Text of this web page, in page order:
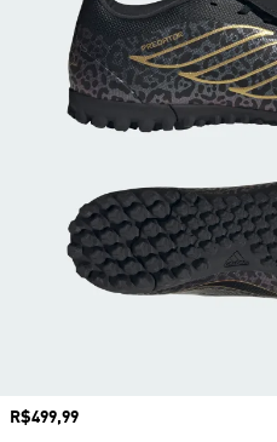
Preço
R$499,99